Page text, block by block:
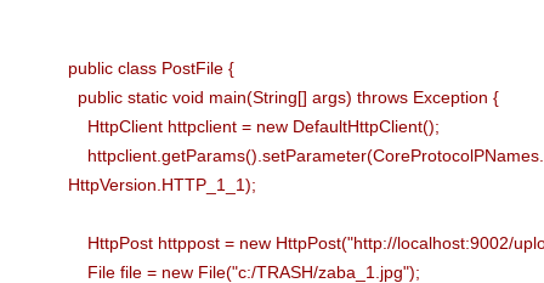
public class PostFile {
public static void main(String[] args) throws Exception {
HttpClient httpclient = new DefaultHttpClient();
HttpVersion.HTTP_1_1);
HttpPost httppost = new HttpPost("http://localhost:9002/
File file = new File("c:/TRASH/zaba_1.jpg");